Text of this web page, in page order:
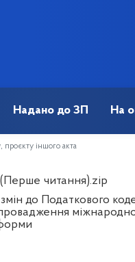
Надано до ЗП На
проєкту іншого акта
(Перше читання).zip
до Податкового